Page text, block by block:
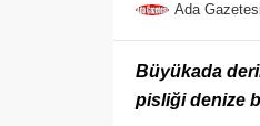
Ada Gazetesi
Büyükada
pisliği denize